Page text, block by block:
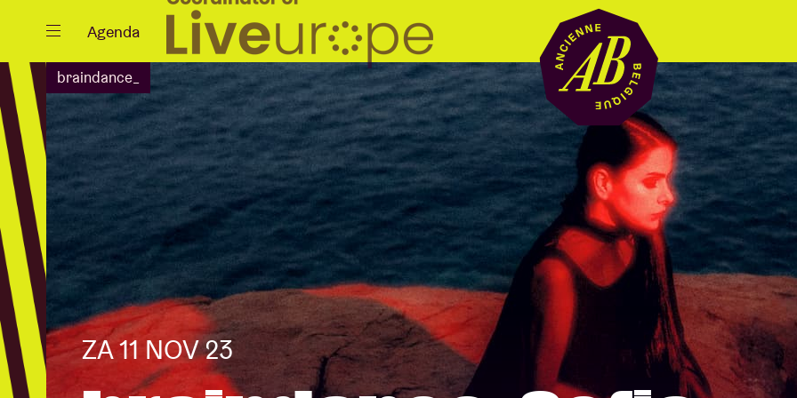
Sluiten
Agenda
Projecten
Nieuws
Zaalhuur
BRDCST
ABtv
Concertcheque
Agenda
braindance_
ZA 11 NOV 23